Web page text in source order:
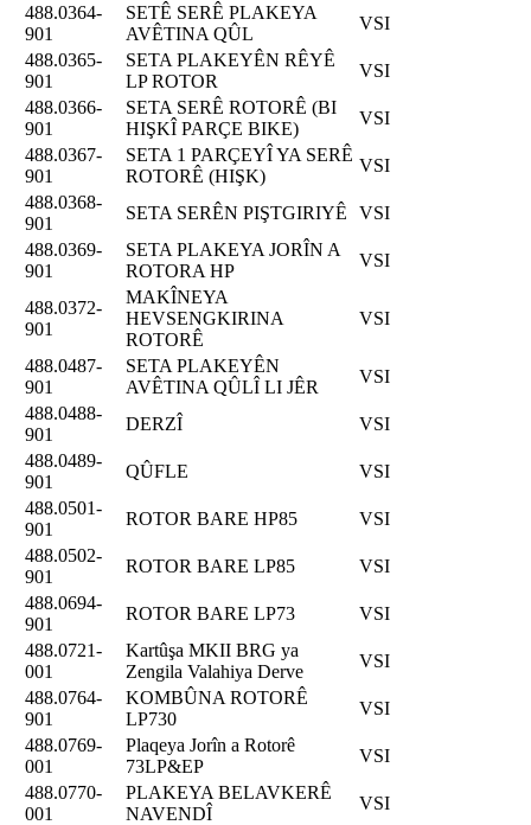
488.0364-
901
SETÊ SERÊ PLAKEYA
AVÊTINA QÛL
VSI
488.0365-
901
SETA PLAKEYÊN RÊYÊ
LP ROTOR
VSI
488.0366-
901
SETA SERÊ ROTORÊ (BI
HIŞKÎ PARÇE BIKE)
VSI
488.0367-
901
SETA 1 PARÇEYÎ YA SERÊ
ROTORÊ (HIŞK)
VSI
488.0368-
901
SETA SERÊN PIŞTGIRIYÊ
VSI
488.0369-
901
SETA PLAKEYA JORÎN A
ROTORA HP
VSI
488.0372-
901
MAKÎNEYA
HEVSENGKIRINA
ROTORÊ
VSI
488.0487-
901
SETA PLAKEYÊN
AVÊTINA QÛLÎ LI JÊR
VSI
488.0488-
901
DERZÎ
VSI
488.0489-
901
QÛFLE
VSI
488.0501-
901
ROTOR BARE HP85
VSI
488.0502-
901
ROTOR BARE LP85
VSI
488.0694-
901
ROTOR BARE LP73
VSI
488.0721-
001
Kartûşa MKII BRG ya
Zengila Valahiya Derve
VSI
488.0764-
901
KOMBÛNA ROTORÊ
LP730
VSI
488.0769-
001
Plaqeya Jorîn a Rotorê
73LP&EP
VSI
488.0770-
001
PLAKEYA BELAVKERÊ
NAVENDÎ
VSI